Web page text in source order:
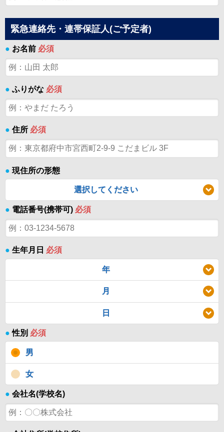
緊急連絡先・連帯保証人(ご予定者)
● お名前 必須
● ふりがな 必須
● 住所 必須
● 現住所の形態
選択してください
● 電話番号(携帯可) 必須
● 生年月日 必須
年
月
日
● 性別 必須
男
女
● 会社名(学校名)